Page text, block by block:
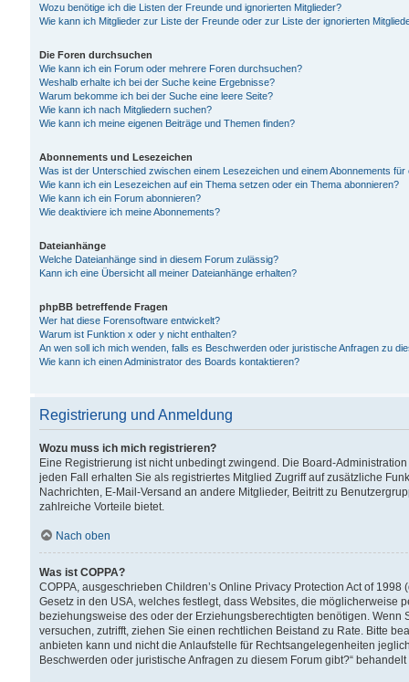
Wozu benötige ich die Listen der Freunde und ignorierten Mitglieder?
Wie kann ich Mitglieder zur Liste der Freunde oder zur Liste der ignorierten
Die Foren durchsuchen
Wie kann ich ein Forum oder mehrere Foren durchsuchen?
Weshalb erhalte ich bei der Suche keine Ergebnisse?
Warum bekomme ich bei der Suche eine leere Seite?
Wie kann ich nach Mitgliedern suchen?
Wie kann ich meine eigenen Beiträge und Themen finden?
Abonnements und Lesezeichen
Was ist der Unterschied zwischen einem Lesezeichen und einem Abonnements
Wie kann ich ein Lesezeichen auf ein Thema setzen oder ein Thema abonnieren?
Wie kann ich ein Forum abonnieren?
Wie deaktiviere ich meine Abonnements?
Dateianhänge
Welche Dateianhänge sind in diesem Forum zulässig?
Kann ich eine Übersicht all meiner Dateianhänge erhalten?
phpBB betreffende Fragen
Wer hat diese Forensoftware entwickelt?
Warum ist Funktion x oder y nicht enthalten?
An wen soll ich mich wenden, falls es Beschwerden oder juristische Anfragen zu
Wie kann ich einen Administrator des Boards kontaktieren?
Registrierung und Anmeldung
Wozu muss ich mich registrieren?
Eine Registrierung ist nicht unbedingt zwingend. Die Board-
jeden Fall erhalten Sie als registriertes Mitglied Zugriff auf zusätzliche
Nachrichten, E-Mail-Versand an andere Mitglieder, Beitritt zu
zahlreiche Vorteile bietet.
Nach oben
Was ist COPPA?
COPPA, ausgeschrieben Children’s Online Privacy Protection Act of
Gesetz in den USA, welches festlegt, dass Websites, die
beziehungsweise des oder der Erziehungsberechtigten benötigen.
versuchen, zutrifft, ziehen Sie einen rechtlichen Beistand zu Rate. Bitte
anbieten kann und nicht die Anlaufstelle für Rechtsangelegenheiten
Beschwerden oder juristische Anfragen zu diesem Forum gibt?“